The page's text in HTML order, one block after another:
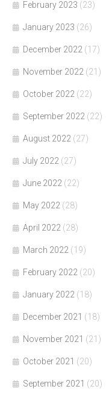
February 2023 (23)
January 2023 (26)
December 2022 (17)
November 2022 (21)
October 2022 (22)
September 2022 (22)
August 2022 (27)
July 2022 (27)
June 2022 (22)
May 2022 (28)
April 2022 (28)
March 2022 (19)
February 2022 (20)
January 2022 (18)
December 2021 (18)
November 2021 (21)
October 2021 (20)
September 2021 (20)